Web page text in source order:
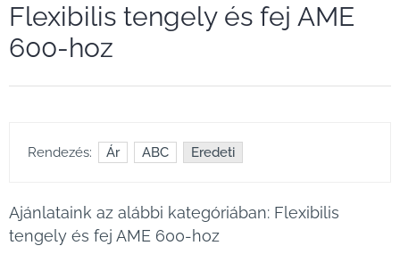
Flexibilis tengely és fej AME
600-hoz
Rendezés: Ár ABC Eredeti
Ajánlataink az alábbi kategóriában: Flexibilis
tengely és fej AME 600-hoz